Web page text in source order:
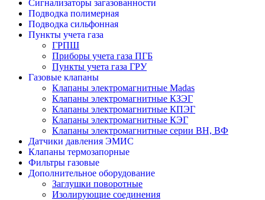
Сигнализаторы загазованности
Подводка полимерная
Подводка сильфонная
Пункты учета газа
ГРПШ
Приборы учета газа ПГБ
Пункты учета газа ГРУ
Газовые клапаны
Клапаны электромагнитные Madas
Клапаны электромагнитные КЗЭГ
Клапаны электромагнитные КПЭГ
Клапаны электромагнитные КЭГ
Клапаны электромагнитные серии ВН, ВФ
Датчики давления ЭМИС
Клапаны термозапорные
Фильтры газовые
Дополнительное оборудование
Заглушки поворотные
Изолирующие соединения